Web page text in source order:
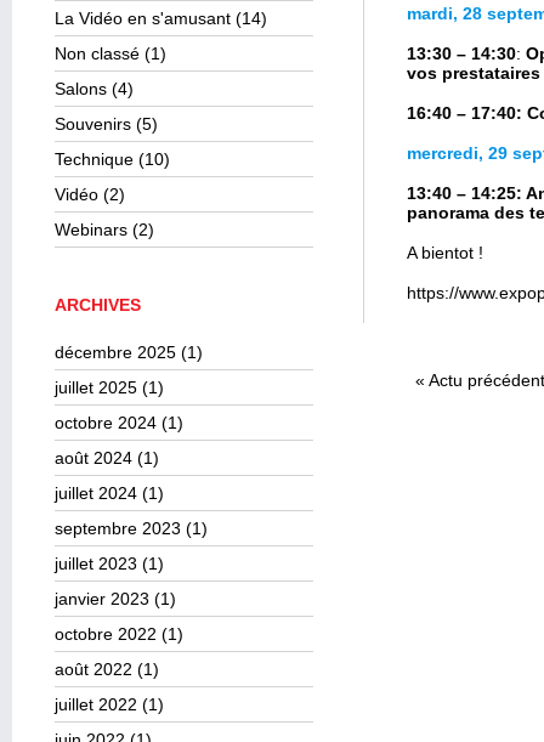
La Vidéo en s'amusant (14)
Non classé (1)
Salons (4)
Souvenirs (5)
Technique (10)
Vidéo (2)
Webinars (2)
ARCHIVES
décembre 2025 (1)
juillet 2025 (1)
octobre 2024 (1)
août 2024 (1)
juillet 2024 (1)
septembre 2023 (1)
juillet 2023 (1)
janvier 2023 (1)
octobre 2022 (1)
août 2022 (1)
juillet 2022 (1)
mardi, 28
13:30 – 14:30:
vos prestataires
16:40 – 17:40:
mercredi, 29
13:40 – 14:25:
panorama des
A bientot !
https://
« Actu